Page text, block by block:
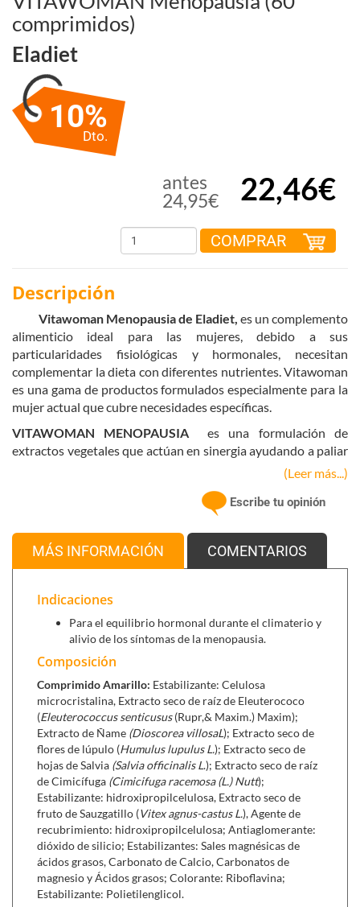
comprimidos)
Eladiet
10%
Dto.
antes
24,95€
22,46€
COMPRAR
Descripción
Vitawoman Menopausia de Eladiet, es un complemento
alimenticio ideal para las mujeres, debido a sus
particularidades fisiológicas y hormonales, necesitan
complementar la dieta con diferentes nutrientes. Vitawoman
es una gama de productos formulados especialmente para la
mujer actual que cubre necesidades específicas.
VITAWOMAN MENOPAUSIA
es una formulación de
extractos vegetales que actúan en sinergia ayudando a paliar
los síntomas desagradables normalmente presentes durante
la perimenopausia y la menopausia. Está indicado para
mantener un equilibrio hormonal femenino, contribuyendo a
aliviar sofocos, sudoración e irritabilidad, y ayudando
también a conciliar el sueño. Para atender a las distintas
necesidades durante el ciclo de las 24 horas, Vitawoman
Menopausia contiene un comprimido para el día, cuya
formulación especial te ayudará a copar con los estreses
cotidianos, y otro para la noche, especialmente pensado para
pasar una noche descansada.
Los comprimidos de acción día
normalizados de las siguientes plantas:
El Sauzgatillo (Vitex agnus castus)es una hierba
clasificada como adaptógena, con efecto equilibrante
sobre las hormonas. Se cree que actúa sobre la glándula
pituitaria, la cual, entre sus varias funciones, envía
señales a los ovarios para secretar hormonas. Es este
efecto estabilizante del Sauzgatillo el que ayuda a
aliviar los cambios de humor, la ansiedad y el estrés.
El Ñame (Dioscorea villosa - Wild Yam),rico en el
fitoestrógeno diosgenina, es una alternativa natural
para ayudar a combatir los síntomas y enfermedades
relacionadas a la dominancia estrogénica tales como
los calambres y dolores menstruales.
(Leer más...)
Escribe tu opinión
MÁS INFORMACIÓN COMENTARIOS
Indicaciones
Para el equilibrio hormonal durante el climaterio y
alivio de los síntomas de la menopausia.
Composición
Comprimido Amarillo: Estabilizante: Celulosa
microcristalina, Extracto seco de raíz de Eleuterococo
(Eleuterococcus senticusus(Rupr,& Maxim.) Maxim);
Extracto de Ñame (Dioscorea villosaL); Extracto seco de
flores de lúpulo (Humulus lupulus L.); Extracto seco de
hojas de Salvia (Salvia officinalis L.); Extracto seco de raíz
de Cimicífuga (Cimicifuga racemosa (L.) Nutt);
Estabilizante: hidroxipropilcelulosa, Extracto seco de
fruto de Sauzgatillo (Vitex agnus-castus L.), Agente de
recubrimiento: hidroxipropilcelulosa; Antiaglomerante:
dióxido de silicio; Estabilizantes: Sales magnésicas de
ácidos grasos, Carbonato de Calcio, Carbonatos de
magnesio y Ácidos grasos; Colorante: Riboflavina;
Estabilizante: Polietilenglicol.